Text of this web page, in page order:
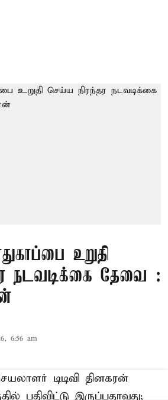
உறுதி
நடவடிக்கை தேவை :
6:56 am
டிடிவி தினகரன்
பதிவிட்டு இருப்பதாவது;